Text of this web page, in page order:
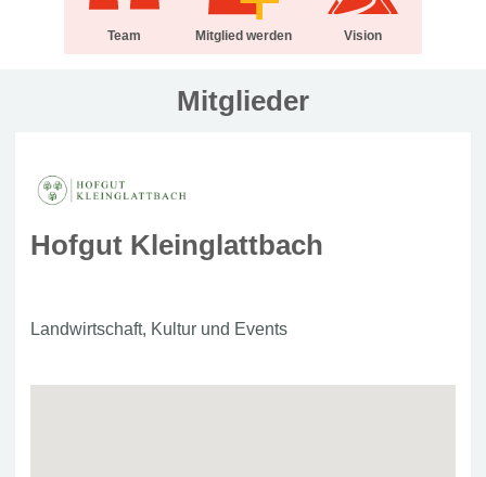
Team Mitglied werden Vision
Mitglieder
Hofgut Kleinglattbach
Landwirtschaft, Kultur und Events